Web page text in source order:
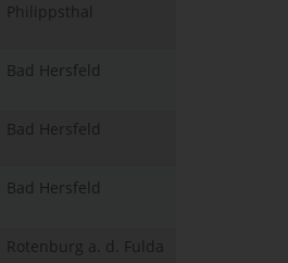
Philippsthal
Bad Hersfeld
Bad Hersfeld
Bad Hersfeld
Rotenburg a. d. Fulda